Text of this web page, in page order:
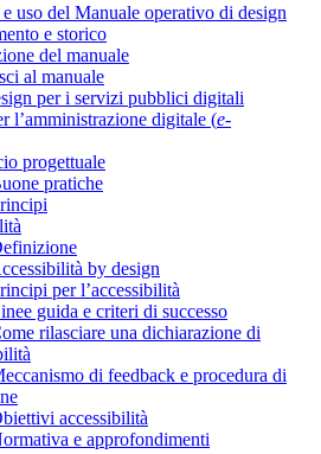
uso del Manuale operativo di design
e storico
del manuale
al manuale
per i servizi pubblici digitali
l’amministrazione digitale (e-
progettuale
pratiche
by design
per l’accessibilità
guida e criteri di successo
rilasciare una dichiarazione di
di feedback e procedura di
accessibilità
e approfondimenti